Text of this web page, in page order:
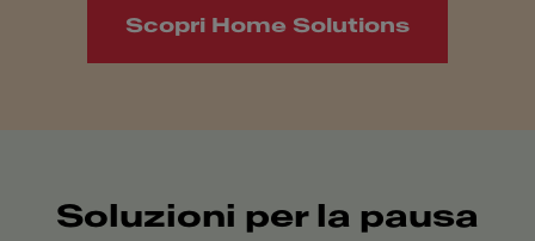
Scopri Home Solutions
Soluzioni per la pausa